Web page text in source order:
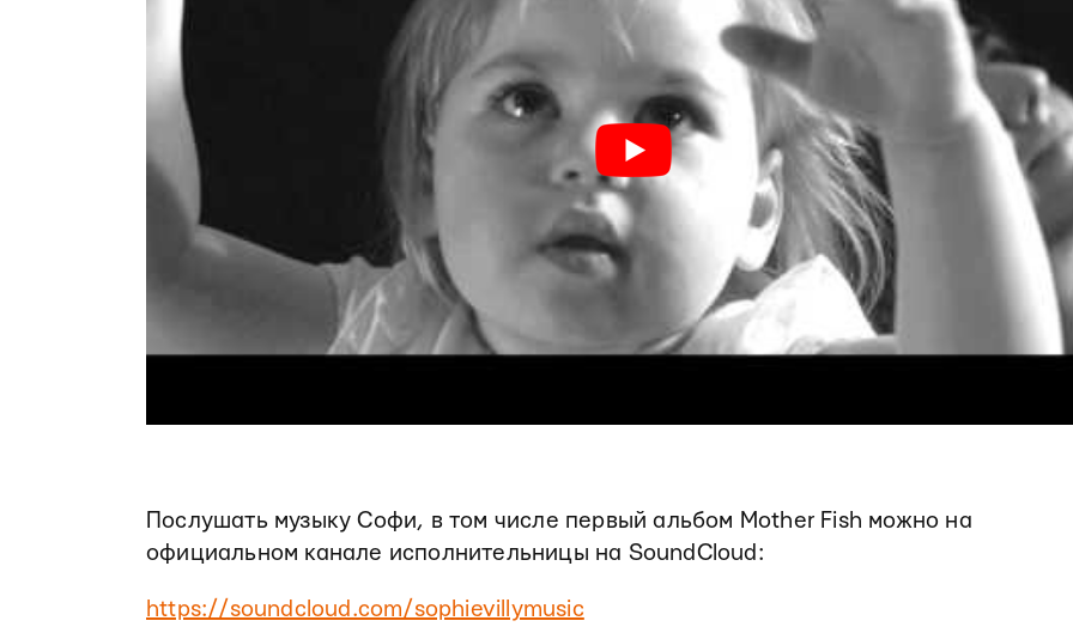
Послушать музыку Софи, в том числе первый альбом Mother Fish можно на
официальном канале исполнительницы на SoundCloud:
https://soundcloud.com/sophievillymusic